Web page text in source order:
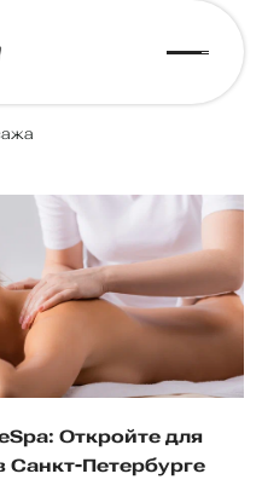
Откройте для
Санкт-Петербурге